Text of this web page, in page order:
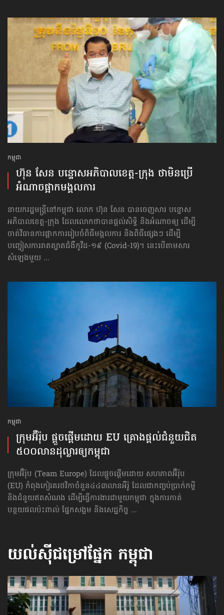
កម្ពុជា
ហ៊ុន សែន បន្ទោស​អភិបាល​ខេត្ត-ក្រុង ថាមិនប្រើ​
អំណាច​ផ្អាកមង្គលការ
នាយករដ្ឋមន្ត្រីនៅកម្ពុជា លោក ហ៊ុន សែន បានចេញសារ បន្ទោស​
អភិបាល​ខេត្ត-ក្រុង ដែលលោកថាបាន​ផ្ដល់សិទ្ធិ និងអំណាចឲ្យ ដើម្បី
ចាត់វិធានការ​ផ្អាកការរៀបចំពិធីមង្គលការ និងពិធីផ្សេងៗ ដើម្បី
បញ្ចៀសការរាតត្បាត​ជំងឺកូវីដ-១៩ (Covid-19)។ នេះបើតាម​សារ
សំឡេងមួយ ...
កម្ពុជា
ក្រុមអ៊ឺរ៉ុប ផ្ដួចផ្ដើម​ដោយ EU គ្រោងផ្ដល់​​ជំនួយ​ជិត​
៥០០លាន​ដុល្លារ​ឲ្យ​កម្ពុជា
ក្រុមអ៊ឺរ៉ុប (Team Europe) ដែលផ្ដួចផ្ដើមដោយ សហភាពអ៊ឺរ៉ុប
(EU) កំពុង​កៀរ​គរ​ថវិកា​ចំនួន​៤៤៣​លាន​អឺរ៉ូ ដែល​ជា​កញ្ចប់​ប្រាក់​កម្ចី
និង​ជំនួយ​ឥត​សំណង ដើម្បី​ធ្វើ​ការងារ​ជាមួយ​កម្ពុជា ក្នុង​ការ​កាត់​
បន្ថយ​ផល​ប៉ះពាល់ ​ផ្នែក​សង្គម និង​សេដ្ឋកិច្ច​ ...
យល់ស៊ីជម្រៅផ្នែក កម្ពុជា